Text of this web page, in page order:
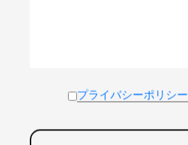
プライバシーポリシー